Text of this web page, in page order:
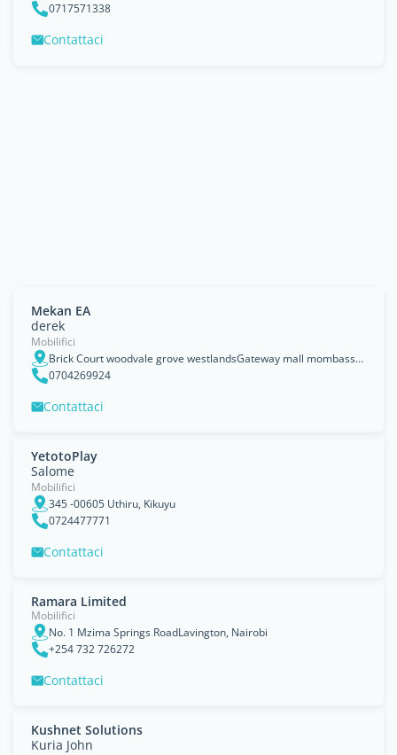
0717571338
Contattaci
Mekan EA
derek
Mobilifici
Brick Court woodvale grove westlandsGateway mall mombassa road, Nairobi, Nairobi Area
0704269924
Contattaci
YetotoPlay
Salome
Mobilifici
345 -00605 Uthiru, Kikuyu
0724477771
Contattaci
Ramara Limited
Mobilifici
No. 1 Mzima Springs RoadLavington, Nairobi
+254 732 726272
Contattaci
Kushnet Solutions
Kuria John